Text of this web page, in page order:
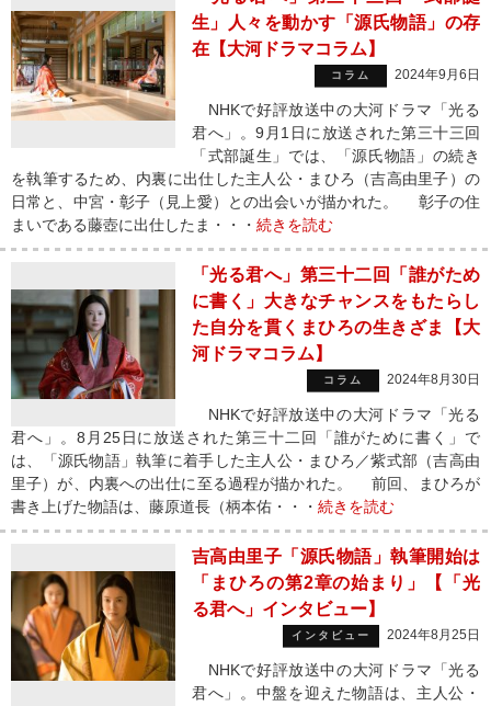
生」人々を動かす「源氏物語」の存
在【大河ドラマコラム】
コラム 2024年9月6日
NHKで好評放送中の大河ドラマ「光る
君へ」。9月1日に放送された第三十三回
「式部誕生」では、「源氏物語」の続き
を執筆するため、内裏に出仕した主人公・まひろ（吉高由里子）の
日常と、中宮・彰子（見上愛）との出会いが描かれた。 彰子の住
まいである藤壺に出仕したま・・・ 続きを読む
「光る君へ」第三十二回「誰がため
に書く」大きなチャンスをもたらし
た自分を貫くまひろの生きざま【大
河ドラマコラム】
コラム 2024年8月30日
NHKで好評放送中の大河ドラマ「光る
君へ」。8月25日に放送された第三十二回「誰がために書く」で
は、「源氏物語」執筆に着手した主人公・まひろ／紫式部（吉高由
里子）が、内裏への出仕に至る過程が描かれた。 前回、まひろが
書き上げた物語は、藤原道長（柄本佑・・・ 続きを読む
吉高由里子「源氏物語」執筆開始は
「まひろの第2章の始まり」【「光
る君へ」インタビュー】
インタビュー 2024年8月25日
NHKで好評放送中の大河ドラマ「光る
君へ」。中盤を迎えた物語は、主人公・